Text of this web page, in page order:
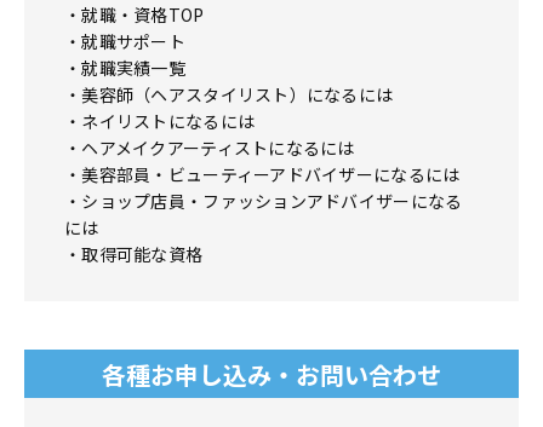
就職・資格TOP
就職サポート
就職実績一覧
美容師（ヘアスタイリスト）になるには
ネイリストになるには
ヘアメイクアーティストになるには
美容部員・ビューティーアドバイザーになるには
ショップ店員・ファッションアドバイザーになる
には
取得可能な資格
各種お申し込み・お問い合わせ